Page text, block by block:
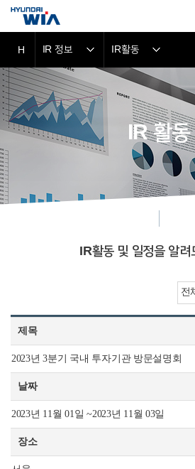
IR 활동
H IR 정보 IR활동
IR활동 및 일정을 알려
제목
2023년 3분기 국내 투자기관 방문설명회
날짜
2023년 11월 01일 ~2023년 11월 03일
장소